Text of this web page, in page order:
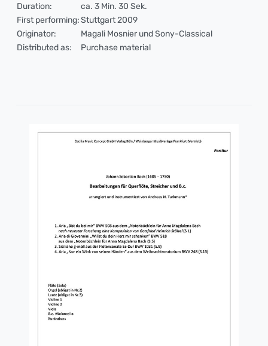
Duration:
ca. 3 Min. 30 Sek.
First performing:Stuttgart 2009
Originator:
Magali Mosnier und Sony-Classical
Distributed as:
Purchase material